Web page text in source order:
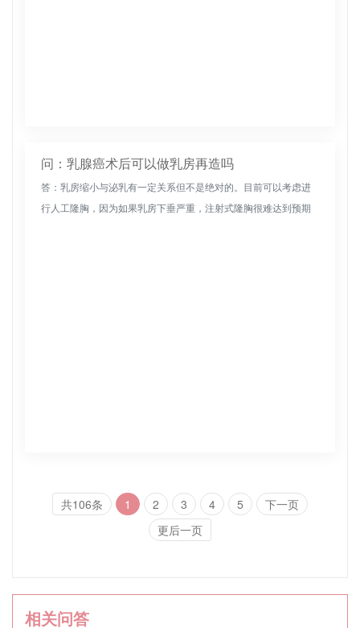
问：乳腺癌术后可以做乳房再造吗
答：乳房缩小与泌乳有一定关系但不是绝对的。目前可以考虑进
行人工隆胸，因为如果乳房下垂严重，注射式隆胸很难达到预期
共106条 1 2 3 4 5
下一页
更后一页
相关问答